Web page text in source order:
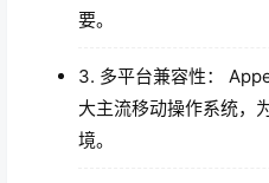
要。
3. 多平台兼容性：
大主流移动操作系统，
境。